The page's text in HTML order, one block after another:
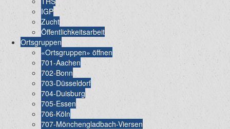
IGP
Zucht
Öffentlichkeitsarbeit
Ortsgruppen
«Ortsgruppen» öffnen
701-Aachen
702-Bonn
703-Düsseldorf
704-Duisburg
705-Essen
706-Köln
707-Mönchengladbach-Viersen